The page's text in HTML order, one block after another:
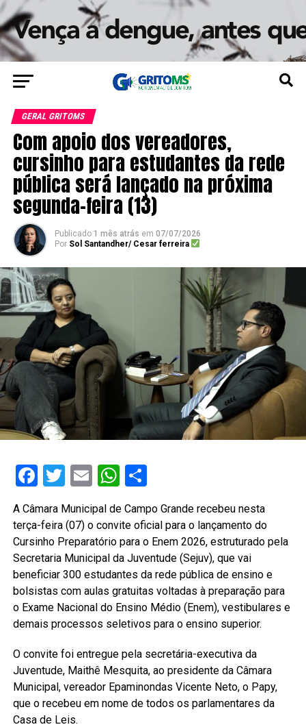
GERAL GRITOMS
Com apoio dos vereadores,
cursinho para estudantes da rede
pública será lançado na próxima
segunda-feira (13)
Publicado 1 mês atrás em 07/07/2026
Por Sol Santandher/ Cesar ferreira
Facebook
Twitter
EmailWhatsApp
Share
A Câmara Municipal de Campo Grande recebeu nesta
terça-feira (07) o convite oficial para o lançamento do
Cursinho Preparatório para o Enem 2026, estruturado pela
Secretaria Municipal da Juventude (Sejuv), que vai
beneficiar 300 estudantes da rede pública de ensino e
bolsistas com aulas gratuitas voltadas à preparação para
o Exame Nacional do Ensino Médio (Enem), vestibulares e
demais processos seletivos para o ensino superior.
O convite foi entregue pela secretária-executiva da
Juventude, Maithê Mesquita, ao presidente da Câmara
Municipal, vereador Epaminondas Vicente Neto, o Papy,
que o recebeu em nome de todos os parlamentares da
Casa de Leis.